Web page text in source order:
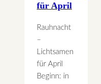
für April
Rauhnacht
–
Lichtsamen
für April
Beginn: in